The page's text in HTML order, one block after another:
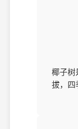
椰子树
拔，四